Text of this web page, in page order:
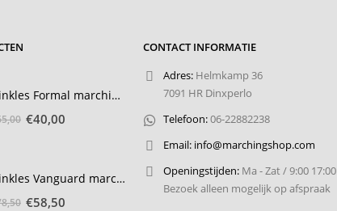
Dinkles Formal marching schoen passchoenen
Oorspronkelijke
€40,00
Dinkles Vanguard marching schoen passchoenen
Oorspronkelijke
€58,50
CONTACT INFORMATIE
Adres: Helmkamp 36
7091 HR Dinxperlo
Telefoon: 06-22882238
Email: info@marchingshop.com
Openingstijden: Ma - Zat / 9:00 17:00
Bezoek alleen mogelijk op afspraak